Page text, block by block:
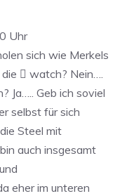
Uhr
sich wie Merkels
 watch? Nein….
Ja….. Geb ich soviel
selbst für sich
Steel mit
auch insgesamt
eher im unteren